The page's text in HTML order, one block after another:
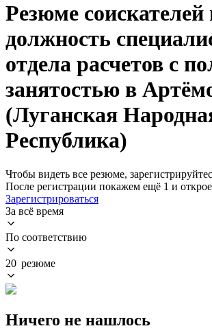
Резюме соискателей
должность
отдела расчетов с
занятостью в
(Луганская
Республика)
Чтобы видеть все резюме,
После регистрации покажем ещё 1 и
Зарегистрироваться
За всё время
По соответствию
20 резюме
Ничего не нашлось